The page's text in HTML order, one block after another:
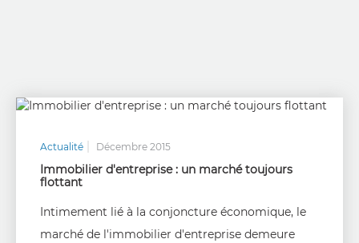
Actualité Décembre 2015
Immobilier d'entreprise : un marché toujours
flottant
Intimement lié à la conjoncture économique, le
marché de l'immobilier d'entreprise demeure